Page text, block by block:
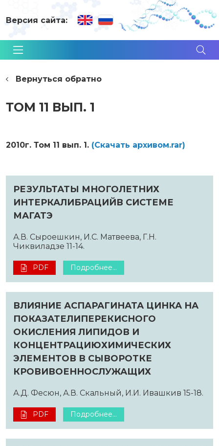
Версия сайта:
Вернуться обратно
ТОМ 11 ВЫП. 1
2010г. Том 11 вып. 1. (Cкачать архивом.rar)
РЕЗУЛЬТАТЫ МНОГОЛЕТНИХ
ИНТЕРКАЛИБРАЦИЙВ СИСТЕМЕ
МАГАТЭ
А.В. Сыроешкин, И.С. Матвеева, Г.Н.
Чиквиладзе 11-14.
PDF Подробнее...
ВЛИЯНИЕ АСПАРАГИНАТА ЦИНКА НА
ПОКАЗАТЕЛИПЕРЕКИСНОГО
ОКИСЛЕНИЯ ЛИПИДОВ И
КОНЦЕНТРАЦИЮХИМИЧЕСКИХ
ЭЛЕМЕНТОВ В СЫВОРОТКЕ
КРОВИВОЕННОСЛУЖАЩИХ
А.Д. Фесюн, А.В. Скальный, И.И. Ивашкив 15-18.
PDF Подробнее...